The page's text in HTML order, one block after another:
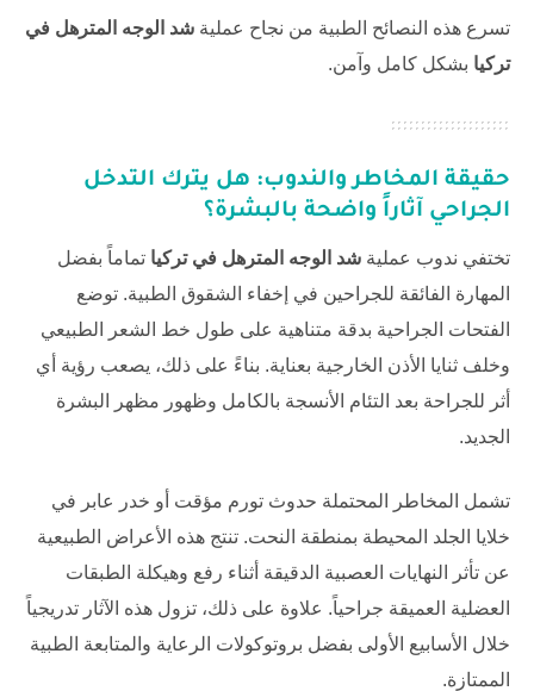
تسرع هذه النصائح الطبية من نجاح عملية شد الوجه المترهل في
تركيا بشكل كامل وآمن.
حقيقة المخاطر والندوب: هل يترك التدخل
الجراحي آثاراً واضحة بالبشرة؟
تختفي ندوب عملية شد الوجه المترهل في تركيا تماماً بفضل
المهارة الفائقة للجراحين في إخفاء الشقوق الطبية. توضع
الفتحات الجراحية بدقة متناهية على طول خط الشعر الطبيعي
وخلف ثنايا الأذن الخارجية بعناية. بناءً على ذلك، يصعب رؤية أي
أثر للجراحة بعد التئام الأنسجة بالكامل وظهور مظهر البشرة
الجديد.
تشمل المخاطر المحتملة حدوث تورم مؤقت أو خدر عابر في
خلايا الجلد المحيطة بمنطقة النحت. تنتج هذه الأعراض الطبيعية
عن تأثر النهايات العصبية الدقيقة أثناء رفع وهيكلة الطبقات
العضلية العميقة جراحياً. علاوة على ذلك، تزول هذه الآثار تدريجياً
خلال الأسابيع الأولى بفضل بروتوكولات الرعاية والمتابعة الطبية
الممتازة.